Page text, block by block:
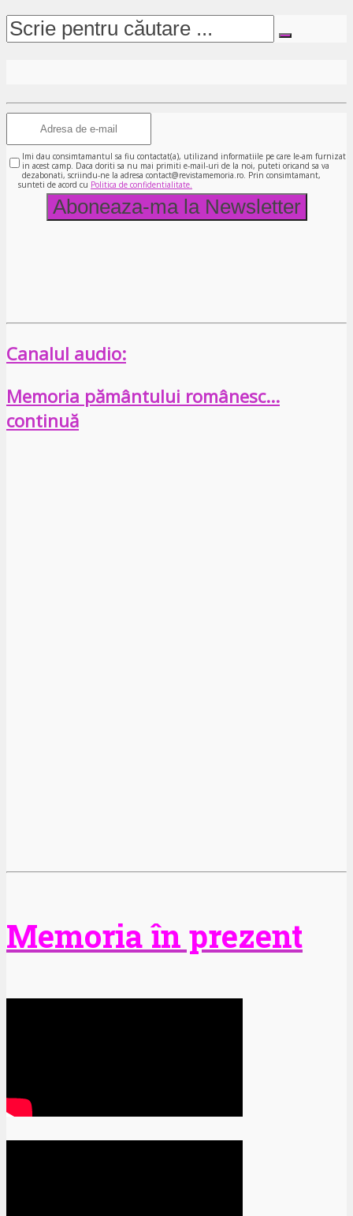
Imi dau consimtamantul sa fiu contactat(a), utilizand informatiile pe care le-am furnizat
in acest camp. Daca doriti sa nu mai primiti e-mail-uri de la noi, puteti oricand sa va
dezabonati, scriindu-ne la adresa contact@revistamemoria.ro. Prin consimtamant,
sunteti de acord cu Politica de confidentialitate.
Canalul audio:
Memoria pământului românesc…
continuă
Memoria în prezent